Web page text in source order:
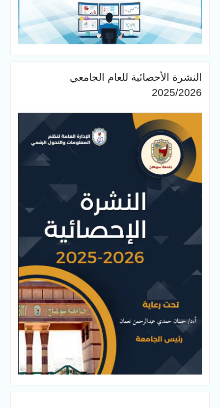
النشرة الأحصائية للعام الجامعي
2025/2026